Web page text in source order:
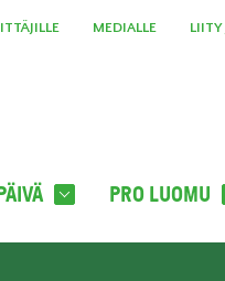
MEDIALLE LIITY
PRO LUOMU